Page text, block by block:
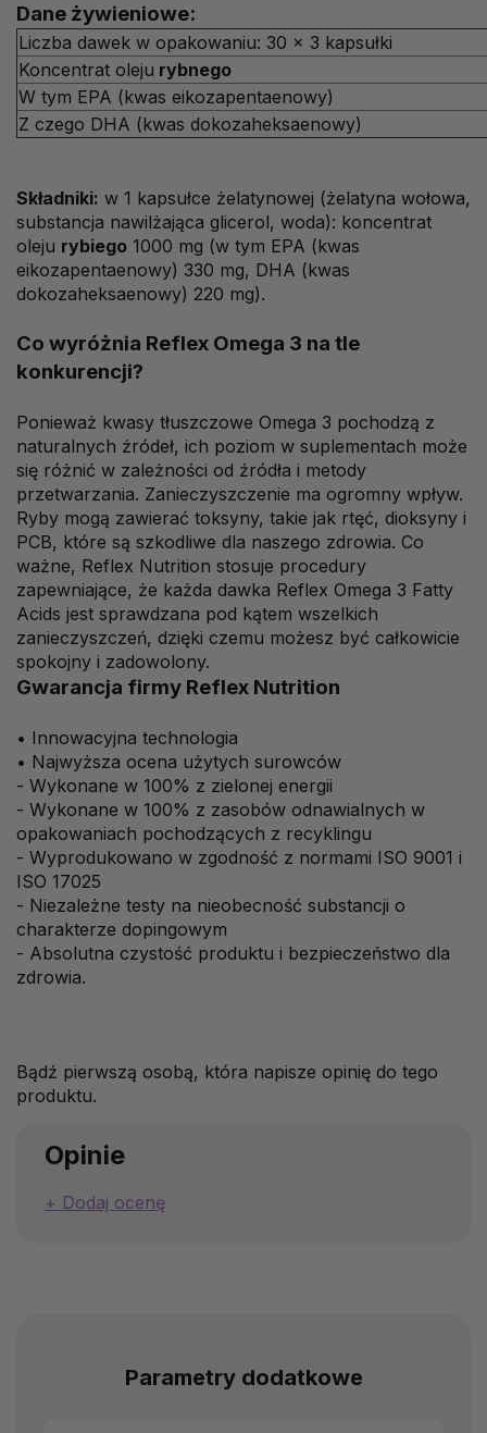
Dane żywieniowe:
Liczba dawek w opakowaniu: 30 x 3 kapsułki
Koncentrat oleju rybnego
W tym EPA (kwas eikozapentaenowy)
Z czego DHA (kwas dokozaheksaenowy)
Składniki: w 1 kapsułce żelatynowej (żelatyna wołowa,
substancja nawilżająca glicerol, woda): koncentrat
oleju rybiego 1000 mg (w tym EPA (kwas
eikozapentaenowy) 330 mg, DHA (kwas
dokozaheksaenowy) 220 mg).
Co wyróżnia Reflex Omega 3 na tle
konkurencji?
Ponieważ kwasy tłuszczowe Omega 3 pochodzą z
naturalnych źródeł, ich poziom w suplementach może
się różnić w zależności od źródła i metody
przetwarzania. Zanieczyszczenie ma ogromny wpływ.
Ryby mogą zawierać toksyny, takie jak rtęć, dioksyny i
PCB, które są szkodliwe dla naszego zdrowia. Co
ważne, Reflex Nutrition stosuje procedury
zapewniające, że każda dawka Reflex Omega 3 Fatty
Acids jest sprawdzana pod kątem wszelkich
zanieczyszczeń, dzięki czemu możesz być całkowicie
spokojny i zadowolony.
Gwarancja firmy Reflex Nutrition
• Innowacyjna technologia
• Najwyższa ocena użytych surowców
- Wykonane w 100% z zielonej energii
- Wykonane w 100% z zasobów odnawialnych w
opakowaniach pochodzących z recyklingu
- Wyprodukowano w zgodność z normami ISO 9001 i
ISO 17025
- Niezależne testy na nieobecność substancji o
charakterze dopingowym
- Absolutna czystość produktu i bezpieczeństwo dla
zdrowia.
Bądź pierwszą osobą, która napisze opinię do tego
produktu.
Opinie
Dodaj ocenę
Parametry dodatkowe